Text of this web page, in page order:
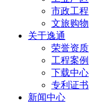
市政工程
文旅购物
关于逸通
荣誉资质
工程案例
下载中心
专利证书
新闻中心